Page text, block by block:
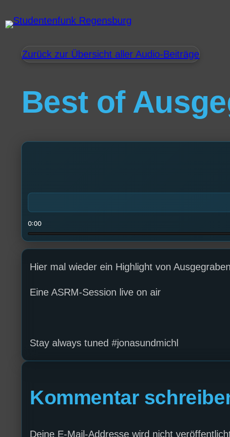
Zurück zur Übersicht aller Audio-Beiträge
Best of
0:00
Hier mal wieder ein Highlight von
Eine ASRM-Session live on air
Stay always tuned #jonasundmichl
Kommentar
Deine E-Mail-Addresse wird nicht